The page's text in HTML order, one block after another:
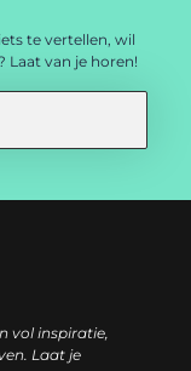
te vertellen, wil
Laat van je horen!
vol inspiratie,
Laat je